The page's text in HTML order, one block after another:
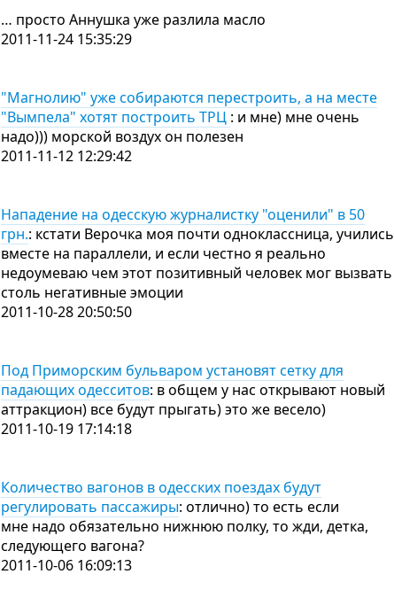
… просто Аннушка уже разлила масло
2011-11-24 15:35:29
"Магнолию" уже собираются перестроить, а на месте
"Вымпела" хотят построить ТРЦ : и мне) мне очень
надо))) морской воздух он полезен
2011-11-12 12:29:42
Нападение на одесскую журналистку "оценили" в 50
грн.: кстати Верочка моя почти одноклассница, учились
вместе на параллели, и если честно я реально
недоумеваю чем этот позитивный человек мог вызвать
столь негативные эмоции
2011-10-28 20:50:50
Под Приморским бульваром установят сетку для
падающих одесситов: в общем у нас открывают новый
аттракцион) все будут прыгать) это же весело)
2011-10-19 17:14:18
Количество вагонов в одесских поездах будут
регулировать пассажиры: отлично) то есть если
мне надо обязательно нижнюю полку, то жди, детка,
следующего вагона?
2011-10-06 16:09:13